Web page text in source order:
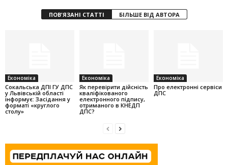
ПОВ'ЯЗАНІ СТАТТІ БІЛЬШЕ ВІД АВТОРА
Економіка
Cокальська ДПІ ГУ ДПС
у Львівській області
інформує: Засідання у
форматі «круглого
столу»
Економіка
Як перевірити дійсність
кваліфікованого
електронного підпису,
отриманого в КНЕДП
ДПС?
Економіка
Про електронні сервіси
ДПС